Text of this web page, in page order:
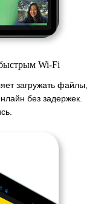
Wi-Fi
загружать файлы,
без задержек.